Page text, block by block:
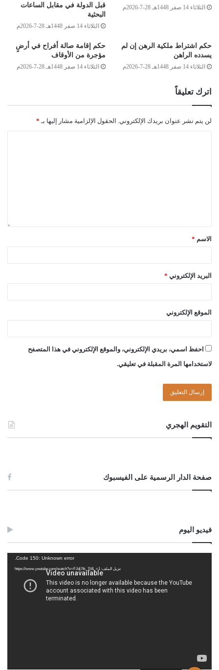
بِالشَّرْطِ” [الفواكه الدواني: 163/2]، ودليل ذلك كما قال ابن رشد
رحمه الله: “أَنَّ اللهَ عز وجل لَمَّا شَرَّكَ بَيْنَ الْإِخْوَةِ لِلْأُمِّ فِي الثُّلُثِ وَلَمْ
يُفَضِّلِ الذَّكَرَ مِنْهُمْ عَلَى الْأُنثَى فِيهِ كَانُوا فِيهِ عَلَى السَّوَاءِ” [البيان
عليه؛ فإن كان التنازل صحيحًا؛ فإنّ هذا الجزء يقسم بين المتنازَل لهم
عبد العالي بن امحمد الجمل
الصادق بن عبد الرحمن الغرياني
18//ربيع الآخر//1444هـ
Post Views: 1٬397
الوسوم أبناء الابن
الثلاثاء 14 صفر 1448هـ 28-7-2026م
قبل الدولة في مقابل الساعات
البحثية
الثلاثاء 14 صفر 1448هـ 28-7-2026م
حكم اشتراط ملكية الرهن إن لم
يسدده الراهن
الثلاثاء 14 صفر 1448هـ 28-7-2026م
حكم إقامة صالة أفراح في أرضٍ
مؤجرة من الأوقاف
الثلاثاء 14 صفر 1448هـ 28-7-2026م
اترك تعليقاً
لن يتم نشر عنوان بريدك الإلكتروني. الحقول الإلزامية مشار إليها بـ *
الاسم *
البريد الإلكتروني *
الموقع الإلكتروني
احفظ اسمي، بريدي الإلكتروني، والموقع الإلكتروني في هذا المتصفح
لاستخدامها المرة المقبلة في تعليقي.
التقويم الهجري
صفحة الدار الرسمية على الفيسبوك
فيديو اليوم
Code 150: Unknown error.
تنزيل الملف: https://www.youtube.com/watch?v=FJdj7tk_7jI&_=1